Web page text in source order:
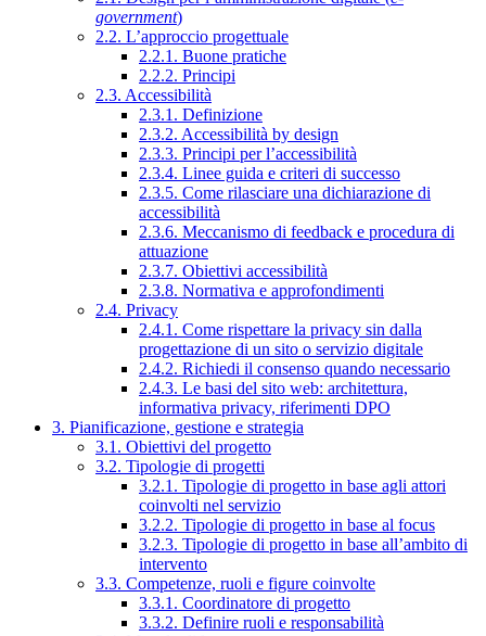
government)
2.2. L’approccio progettuale
2.2.1. Buone pratiche
2.2.2. Principi
2.3. Accessibilità
2.3.1. Definizione
2.3.2. Accessibilità by design
2.3.3. Principi per l’accessibilità
2.3.4. Linee guida e criteri di successo
2.3.5. Come rilasciare una dichiarazione di
accessibilità
2.3.6. Meccanismo di feedback e procedura di
attuazione
2.3.7. Obiettivi accessibilità
2.3.8. Normativa e approfondimenti
2.4. Privacy
2.4.1. Come rispettare la privacy sin dalla
progettazione di un sito o servizio digitale
2.4.2. Richiedi il consenso quando necessario
2.4.3. Le basi del sito web: architettura,
informativa privacy, riferimenti DPO
3. Pianificazione, gestione e strategia
3.1. Obiettivi del progetto
3.2. Tipologie di progetti
3.2.1. Tipologie di progetto in base agli attori
coinvolti nel servizio
3.2.2. Tipologie di progetto in base al focus
3.2.3. Tipologie di progetto in base all’ambito di
intervento
3.3. Competenze, ruoli e figure coinvolte
3.3.1. Coordinatore di progetto
3.3.2. Definire ruoli e responsabilità